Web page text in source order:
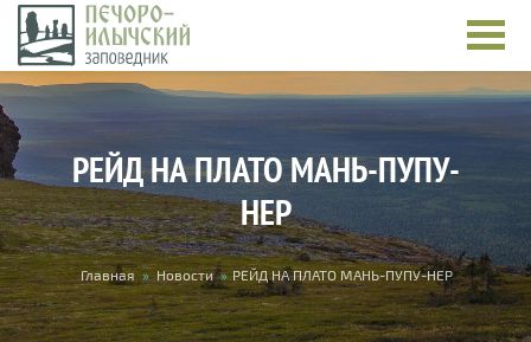
Перейти к основному содержанию
РЕЙД НА ПЛАТО МАНЬ-ПУПУ-
НЕР
Вы здесь
Главная » Новости » РЕЙД НА ПЛАТО МАНЬ-ПУПУ-НЕР